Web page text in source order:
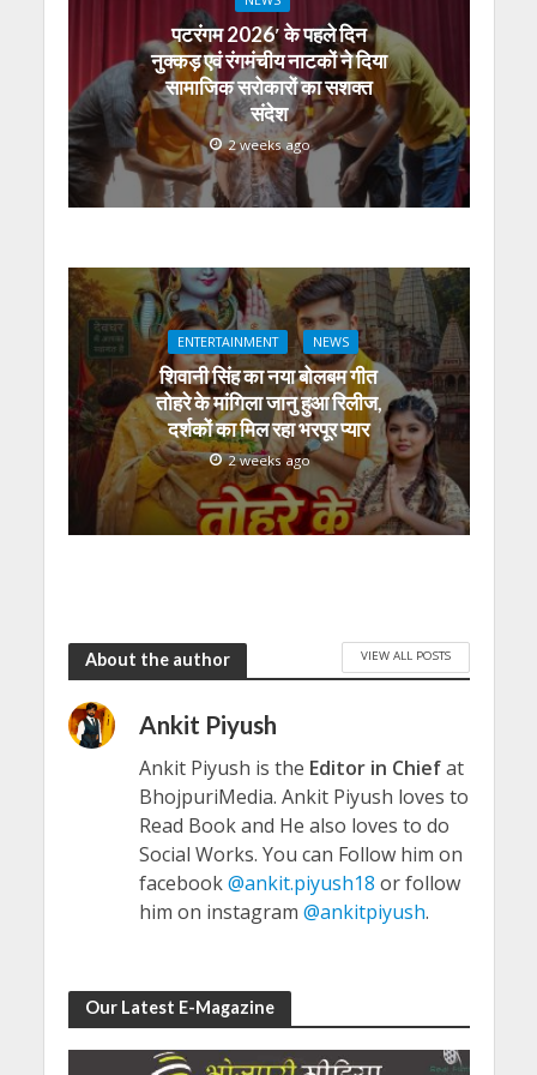
पटरंगम 2026′ के पहले दिन
नुक्कड़ एवं रंगमंचीय नाटकों ने दिया
सामाजिक सरोकारों का सशक्त
संदेश
2 weeks ago
ENTERTAINMENT NEWS
शिवानी सिंह का नया बोलबम गीत
तोहरे के मांगिला जानु हुआ रिलीज,
दर्शकों का मिल रहा भरपूर प्यार
2 weeks ago
About the author VIEW ALL POSTS
Ankit Piyush
Ankit Piyush is the Editor in Chiefat
BhojpuriMedia. Ankit Piyush loves to
Read Book and He also loves to do
Social Works. You can Follow him on
facebook@ankit.piyush18 or follow
him on instagram @ankitpiyush.
Our Latest E-Magazine